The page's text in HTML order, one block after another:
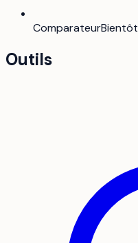
ComparateurBientôt
Outils